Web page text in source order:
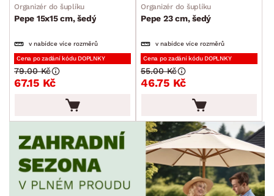
Organizér do šuplíku
Pepe 15x15 cm, šedý
v nabídce více rozměrů
Cena po zadání kódu DOPLNKY
67.15 Kč
79.00 Kč
Organizér do šuplíku
Pepe 23 cm, šedý
v nabídce více rozměrů
Cena po zadání kódu DOPLNKY
46.75 Kč
55.00 Kč